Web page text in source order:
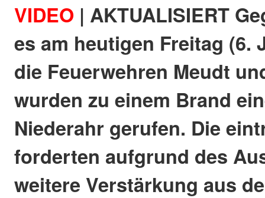
VIDEO | AKTUALISIERT
es am heutigen Freitag (6.
die Feuerwehren Meudt
wurden zu einem Brand
Niederahr gerufen. Die
forderten aufgrund des
weitere Verstärkung aus